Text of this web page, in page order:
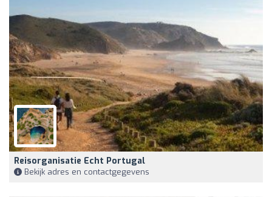
Reisorganisatie Echt Portugal
Bekijk adres en contactgegevens